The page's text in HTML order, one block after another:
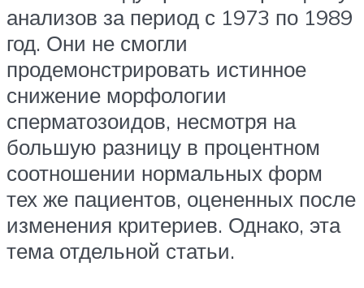
анализов за период с 1973 по 1989
год. Они не смогли
продемонстрировать истинное
снижение морфологии
сперматозоидов, несмотря на
большую разницу в процентном
соотношении нормальных форм
тех же пациентов, оцененных после
изменения критериев. Однако, эта
тема отдельной статьи.